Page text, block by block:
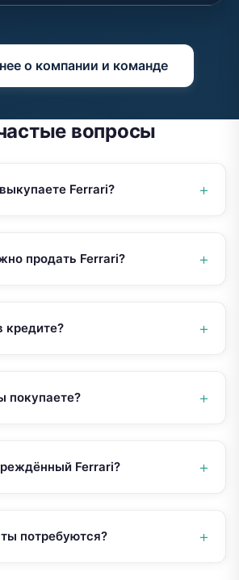
о компании и команде
вопросы
Ferrari?
продать Ferrari?
кредите?
покупаете?
Ferrari?
потребуются?